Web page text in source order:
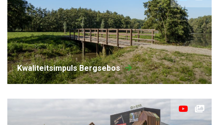
kwaliteitsimpuls Bergsebos